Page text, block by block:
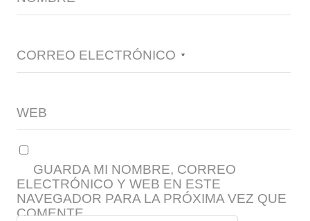
CORREO ELECTRÓNICO *
WEB
GUARDA MI NOMBRE, CORREO
ELECTRÓNICO Y WEB EN ESTE
NAVEGADOR PARA LA PRÓXIMA VEZ QUE
COMENTE.